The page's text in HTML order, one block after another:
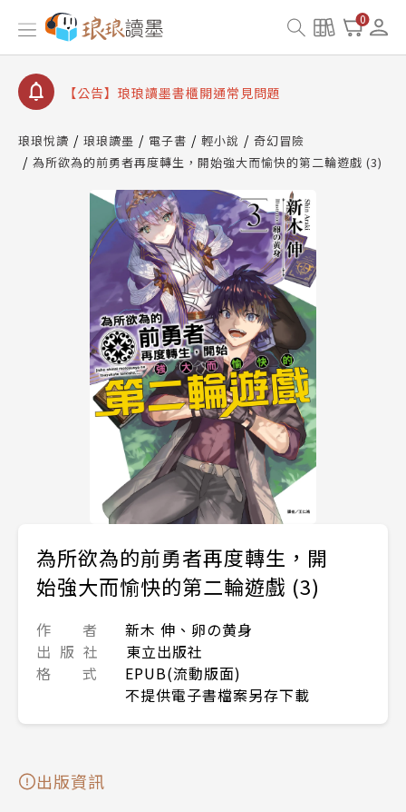
0
【公告】因 Readmoo 讀墨系統維護中，本站同步暫
停部分閱讀服務
【公告】琅琅讀墨數位閱讀資產合併與書櫃開通申請
【公告】琅琅讀墨書櫃開通常見問題
請圖文教學
【公告】琅琅書店服務升級重要說明及資產合併結果
查詢
【公告】因 Readmoo 讀墨系統維護中，本站同步暫
停部分閱讀服務
琅琅悅讀 琅琅讀墨 電子書 輕小說
奇幻冒險
為所欲為的前勇者再度轉生，開始強大而愉快的第二輪遊戲 (3)
為所欲為的前勇者再度轉生，開
始強大而愉快的第二輪遊戲 (3)
作 者
新木 伸、卵の黄身
出 版 社
東立出版社
格 式
EPUB(流動版面)
不提供電子書檔案另存下載
出版資訊